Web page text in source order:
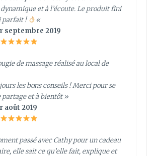
et à l’écoute. Le produit fini
parfait !
«
septembre 2019
de massage réalisé au local de
les bons conseils ! Merci pour se
et à bientôt »
août 2019
passé avec Cathy pour un cadeau
elle sait ce qu’elle fait, explique et